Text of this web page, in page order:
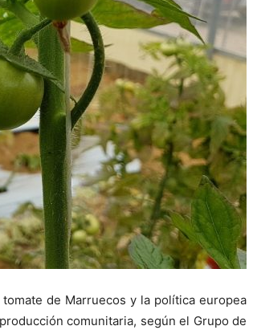
de Marruecos y la política europea
comunitaria, según el Grupo de